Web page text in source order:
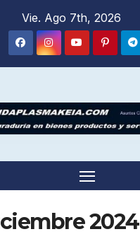
Vie. Ago 7th, 2026
2024